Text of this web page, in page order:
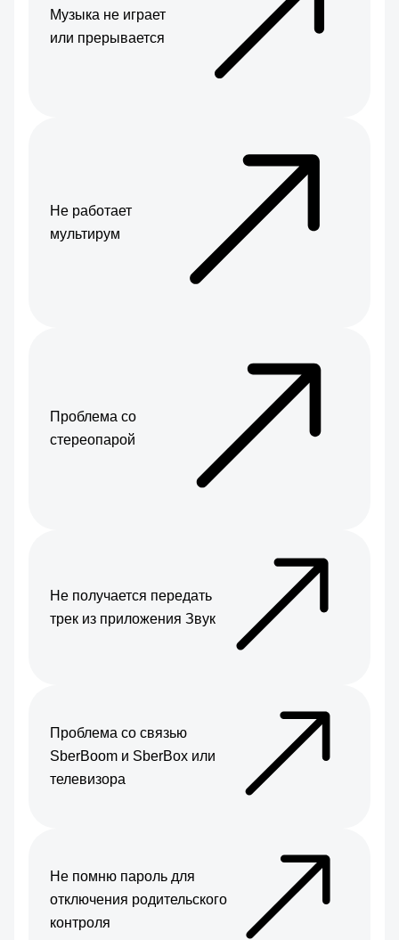
Музыка не играет
или прерывается
Не работает
мультирум
Проблема со
стереопарой
Не получается передать
трек из приложения Звук
Проблема со связью
SberBoom и SberBox или
телевизора
Не помню пароль для
отключения родительского
контроля